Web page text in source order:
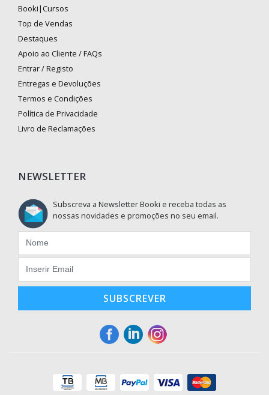
Booki|Cursos
Top de Vendas
Destaques
Apoio ao Cliente / FAQs
Entrar / Registo
Entregas e Devoluções
Termos e Condições
Política de Privacidade
Livro de Reclamações
NEWSLETTER
Subscreva a Newsletter Booki e receba todas as
nossas novidades e promoções no seu email.
SUBSCREVER